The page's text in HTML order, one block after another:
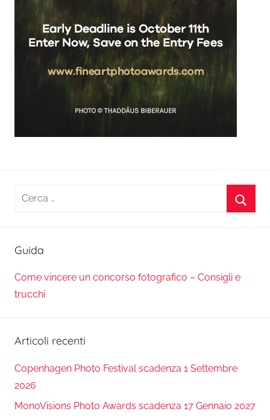
Ricerca
Guida
Come vincere un concorso fotografico – Consigli e
trucchi
Articoli recenti
Copenhagen Photo Festival scadenza 1 Settembre
2026
MonoVisions Photo Awards scadenza 17 Gennaio 2027